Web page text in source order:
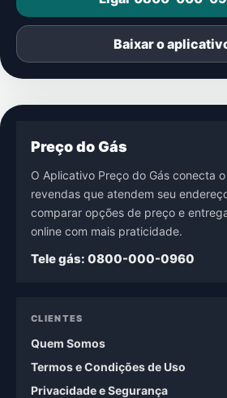
Baixar o
Preço do Gás
O Aplicativo Preço do Gás conecta
revendas que atendem seu
comparar opções de preço e
online com mais praticidade.
Tele gás: 0800-000-0960
CLIENTES
Quem Somos
Termos e Condições de Uso
Privacidade e Segurança